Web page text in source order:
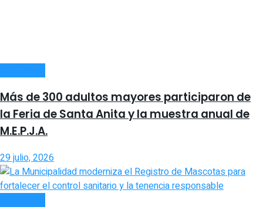
Más de 300 adultos mayores participaron de
la Feria de Santa Anita y la muestra anual de
M.E.P.J.A.
29 julio, 2026